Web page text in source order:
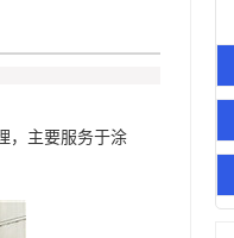
，主要服务于涂